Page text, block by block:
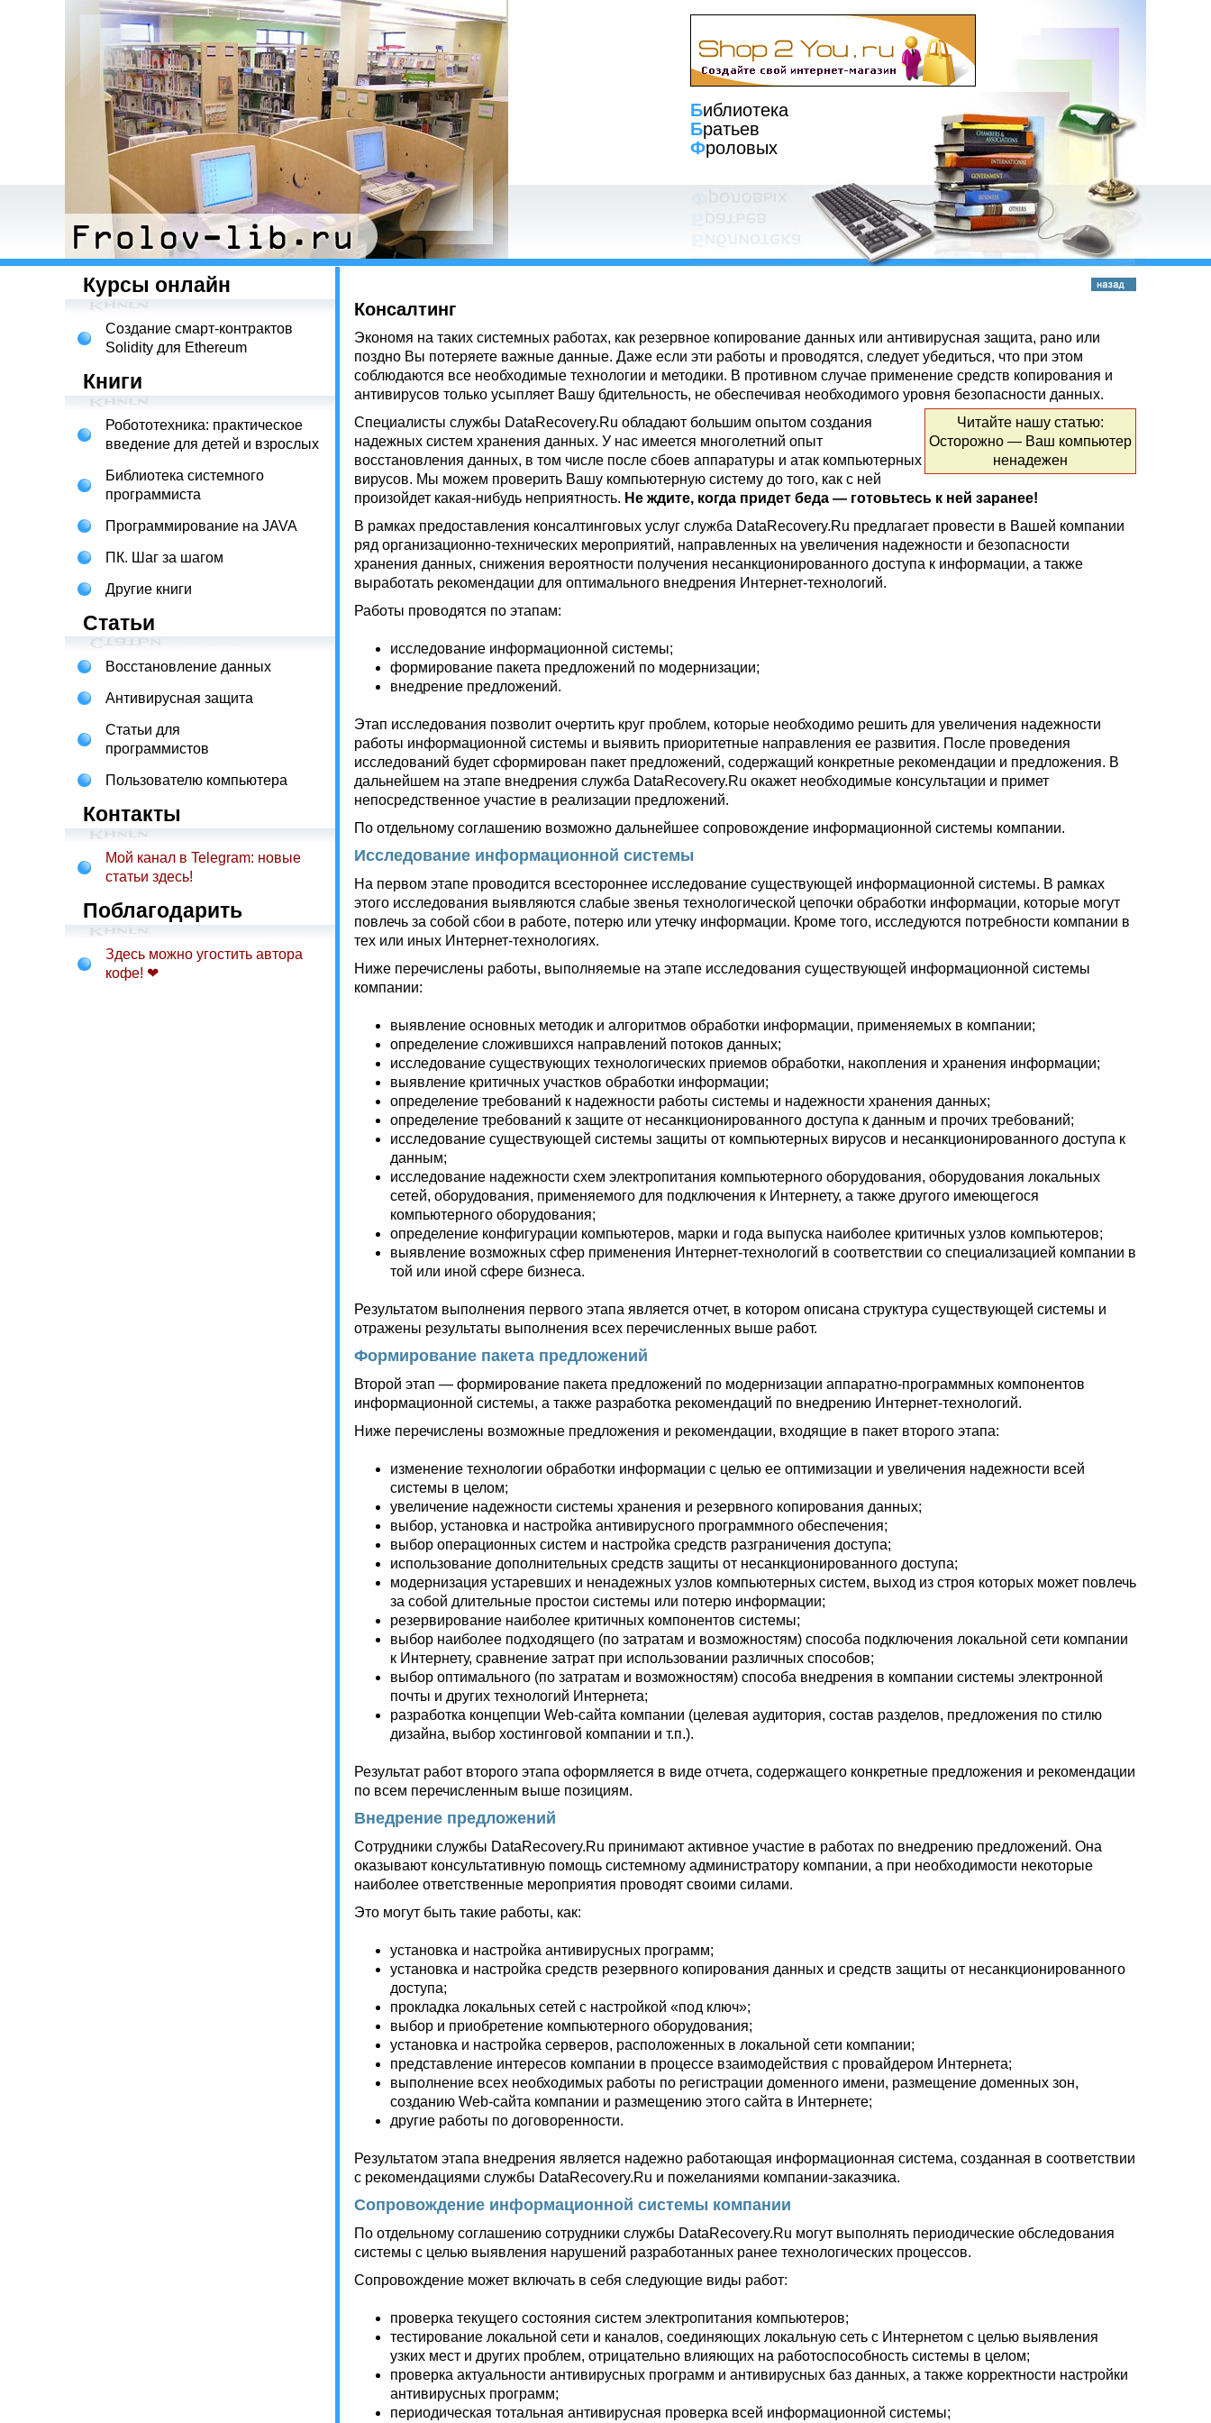
Библиотека
Братьев
Фроловых
Курсы онлайн
Создание смарт-контрактов
Solidity для Ethereum
Книги
Робототехника: практическое
введение для детей и взрослых
Библиотека системного
программиста
Программирование на JAVA
ПК. Шаг за шагом
Другие книги
Статьи
Восстановление данных
Антивирусная защита
Статьи для
программистов
Пользователю компьютера
Контакты
Мой канал в Telegram: новые
статьи здесь!
Поблагодарить
Здесь можно угостить автора
кофе! ❤
Консалтинг
Экономя на таких системных работах, как резервное копирование данных или антивирусная защита, рано или
поздно Вы потеряете важные данные. Даже если эти работы и проводятся, следует убедиться, что при этом
соблюдаются все необходимые технологии и методики. В противном случае применение средств копирования и
антивирусов только усыпляет Вашу бдительность, не обеспечивая необходимого уровня безопасности данных.
Читайте нашу статью:
Осторожно — Ваш компьютер
ненадежен
Специалисты службы DataRecovery.Ru обладают большим опытом создания
надежных систем хранения данных. У нас имеется многолетний опыт
восстановления данных, в том числе после сбоев аппаратуры и атак компьютерных
вирусов. Мы можем проверить Вашу компьютерную систему до того, как с ней
произойдет какая-нибудь неприятность. Не ждите, когда придет беда — готовьтесь к ней заранее!
В рамках предоставления консалтинговых услуг служба DataRecovery.Ru предлагает провести в Вашей компании
ряд организационно-технических мероприятий, направленных на увеличения надежности и безопасности
хранения данных, снижения вероятности получения несанкционированного доступа к информации, а также
выработать рекомендации для оптимального внедрения Интернет-технологий.
Работы проводятся по этапам:
исследование информационной системы;
формирование пакета предложений по модернизации;
внедрение предложений.
Этап исследования позволит очертить круг проблем, которые необходимо решить для увеличения надежности
работы информационной системы и выявить приоритетные направления ее развития. После проведения
исследований будет сформирован пакет предложений, содержащий конкретные рекомендации и предложения. В
дальнейшем на этапе внедрения служба DataRecovery.Ru окажет необходимые консультации и примет
непосредственное участие в реализации предложений.
По отдельному соглашению возможно дальнейшее сопровождение информационной системы компании.
Исследование информационной системы
На первом этапе проводится всестороннее исследование существующей информационной системы. В рамках
этого исследования выявляются слабые звенья технологической цепочки обработки информации, которые могут
повлечь за собой сбои в работе, потерю или утечку информации. Кроме того, исследуются потребности компании в
тех или иных Интернет-технологиях.
Ниже перечислены работы, выполняемые на этапе исследования существующей информационной системы
компании:
выявление основных методик и алгоритмов обработки информации, применяемых в компании;
определение сложившихся направлений потоков данных;
исследование существующих технологических приемов обработки, накопления и хранения информации;
выявление критичных участков обработки информации;
определение требований к надежности работы системы и надежности хранения данных;
определение требований к защите от несанкционированного доступа к данным и прочих требований;
исследование существующей системы защиты от компьютерных вирусов и несанкционированного доступа к
данным;
исследование надежности схем электропитания компьютерного оборудования, оборудования локальных
сетей, оборудования, применяемого для подключения к Интернету, а также другого имеющегося
компьютерного оборудования;
определение конфигурации компьютеров, марки и года выпуска наиболее критичных узлов компьютеров;
выявление возможных сфер применения Интернет-технологий в соответствии со специализацией компании в
той или иной сфере бизнеса.
Результатом выполнения первого этапа является отчет, в котором описана структура существующей системы и
отражены результаты выполнения всех перечисленных выше работ.
Формирование пакета предложений
Второй этап — формирование пакета предложений по модернизации аппаратно-программных компонентов
информационной системы, а также разработка рекомендаций по внедрению Интернет-технологий.
Ниже перечислены возможные предложения и рекомендации, входящие в пакет второго этапа:
изменение технологии обработки информации с целью ее оптимизации и увеличения надежности всей
системы в целом;
увеличение надежности системы хранения и резервного копирования данных;
выбор, установка и настройка антивирусного программного обеспечения;
выбор операционных систем и настройка средств разграничения доступа;
использование дополнительных средств защиты от несанкционированного доступа;
модернизация устаревших и ненадежных узлов компьютерных систем, выход из строя которых может повлечь
за собой длительные простои системы или потерю информации;
резервирование наиболее критичных компонентов системы;
выбор наиболее подходящего (по затратам и возможностям) способа подключения локальной сети компании
к Интернету, сравнение затрат при использовании различных способов;
выбор оптимального (по затратам и возможностям) способа внедрения в компании системы электронной
почты и других технологий Интернета;
разработка концепции Web-сайта компании (целевая аудитория, состав разделов, предложения по стилю
дизайна, выбор хостинговой компании и т.п.).
Результат работ второго этапа оформляется в виде отчета, содержащего конкретные предложения и рекомендации
по всем перечисленным выше позициям.
Внедрение предложений
Сотрудники службы DataRecovery.Ru принимают активное участие в работах по внедрению предложений. Она
оказывают консультативную помощь системному администратору компании, а при необходимости некоторые
наиболее ответственные мероприятия проводят своими силами.
Это могут быть такие работы, как:
установка и настройка антивирусных программ;
установка и настройка средств резервного копирования данных и средств защиты от несанкционированного
доступа;
прокладка локальных сетей с настройкой «под ключ»;
выбор и приобретение компьютерного оборудования;
установка и настройка серверов, расположенных в локальной сети компании;
представление интересов компании в процессе взаимодействия с провайдером Интернета;
выполнение всех необходимых работы по регистрации доменного имени, размещение доменных зон,
созданию Web-сайта компании и размещению этого сайта в Интернете;
другие работы по договоренности.
Результатом этапа внедрения является надежно работающая информационная система, созданная в соответствии
с рекомендациями службы DataRecovery.Ru и пожеланиями компании-заказчика.
Сопровождение информационной системы компании
По отдельному соглашению сотрудники службы DataRecovery.Ru могут выполнять периодические обследования
системы с целью выявления нарушений разработанных ранее технологических процессов.
Сопровождение может включать в себя следующие виды работ:
проверка текущего состояния систем электропитания компьютеров;
тестирование локальной сети и каналов, соединяющих локальную сеть с Интернетом с целью выявления
узких мест и других проблем, отрицательно влияющих на работоспособность системы в целом;
проверка актуальности антивирусных программ и антивирусных баз данных, а также корректности настройки
антивирусных программ;
периодическая тотальная антивирусная проверка всей информационной системы;